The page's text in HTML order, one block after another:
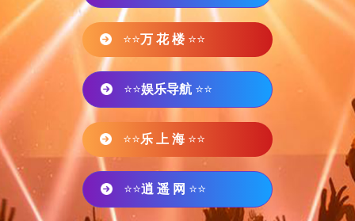
⭐⭐万 花 楼 ⭐⭐
⭐⭐娱乐导航 ⭐⭐
⭐⭐乐 上 海 ⭐⭐
⭐⭐逍 遥 网 ⭐⭐